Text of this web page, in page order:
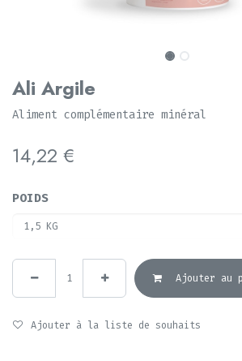
Ali Argile
Aliment complémentaire minéral
14,22 €
POIDS
Ajouter au
Ajouter à la liste de souhaits